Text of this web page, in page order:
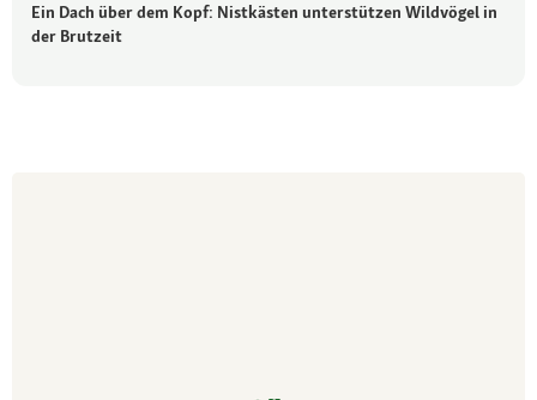
Ein Dach über dem Kopf: Nistkästen unterstützen Wildvögel in
der Brutzeit